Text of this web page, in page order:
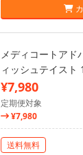
メディコートアド
ィッシュテイスト
¥7,980
定期便対象
¥7,980
送料無料